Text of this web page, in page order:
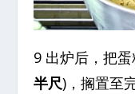
9 出炉后，把
半尺)，搁置至